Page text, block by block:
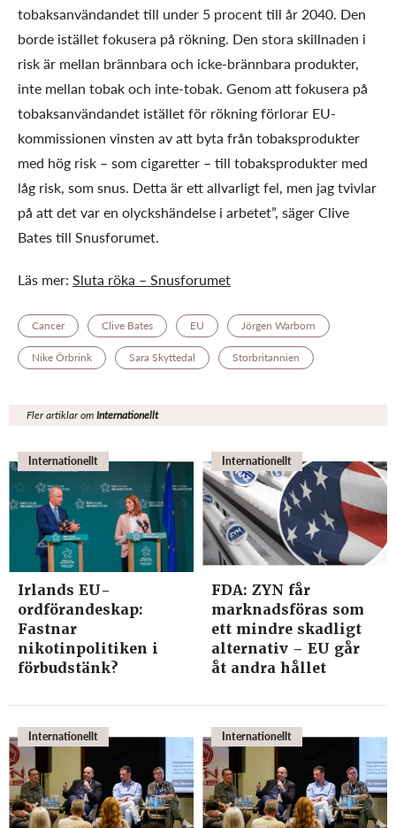
tobaksanvändandet till under 5 procent till år 2040. Den
borde istället fokusera på rökning. Den stora skillnaden i
risk är mellan brännbara och icke-brännbara produkter,
inte mellan tobak och inte-tobak. Genom att fokusera på
tobaksanvändandet istället för rökning förlorar EU-
kommissionen vinsten av att byta från tobaksprodukter
med hög risk – som cigaretter – till tobaksprodukter med
låg risk, som snus. Detta är ett allvarligt fel, men jag tvivlar
på att det var en olyckshändelse i arbetet”, säger Clive
Bates till Snusforumet.
Läs mer: Sluta röka – Snusforumet
Cancer Clive Bates EU Jörgen Warborn
Nike Örbrink Sara Skyttedal Storbritannien
Fler artiklar omInternationellt
Internationellt
Irlands EU-
ordförandeskap:
Fastnar
nikotinpolitiken i
förbudstänk?
Internationellt
FDA: ZYN får
marknadsföras som
ett mindre skadligt
alternativ – EU går
åt andra hållet
Internationellt Internationellt